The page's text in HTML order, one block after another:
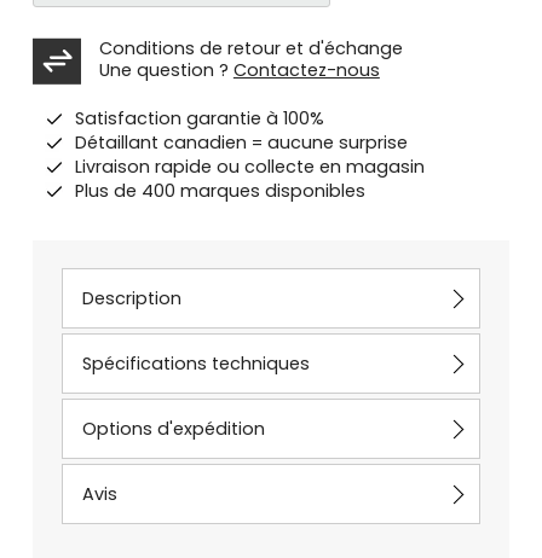
Conditions de retour et d'échange
Une question ? Contactez-nous
Satisfaction garantie à 100%
Détaillant canadien = aucune surprise
Livraison rapide ou collecte en magasin
Plus de 400 marques disponibles
Description
Spécifications techniques
Options d'expédition
Avis